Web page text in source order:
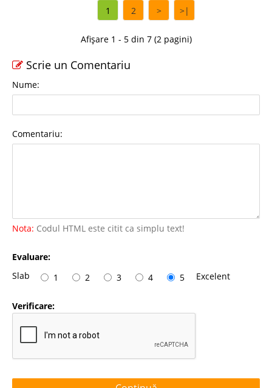
1 2 > >|
Afișare 1 - 5 din 7 (2 pagini)
Scrie un Comentariu
Nume:
Comentariu:
Nota: Codul HTML este citit ca simplu text!
Evaluare:
Slab
1 2 3 4 5 Excelent
Verificare: